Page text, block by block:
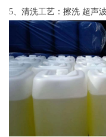
5、清洗工艺：擦洗 超声波